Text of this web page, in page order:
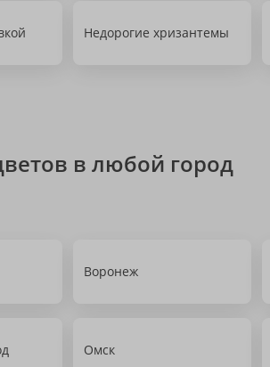
Недорогие хризантемы
в любой город
Воронеж
Омск